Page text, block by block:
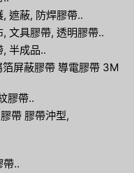
, 遮蔽, 防焊膠帶..
, 文具膠帶, 透明膠帶..
, 半成品..
屏蔽膠帶 導電膠帶 3M
膠帶..
帶 膠帶沖型,
帶..